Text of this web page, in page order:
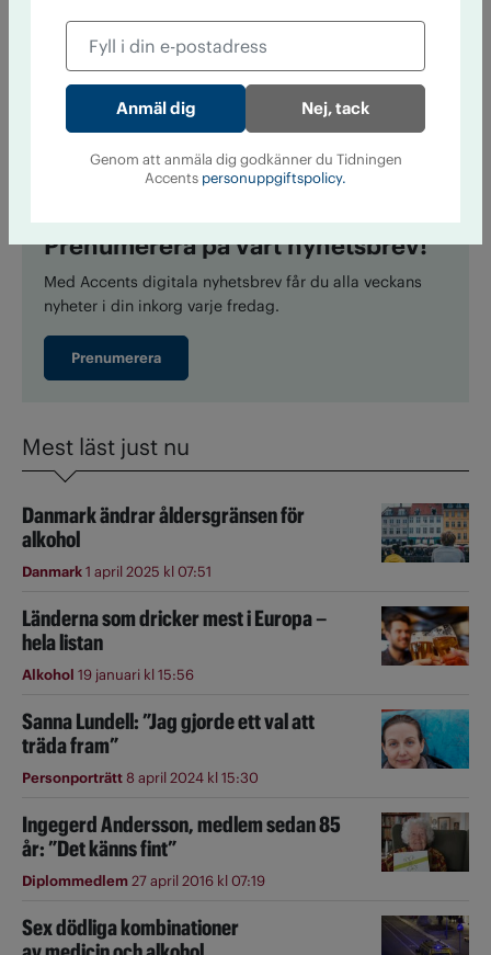
Prenumerera på vårt nyhetsbrev!
Med Accents digitala nyhetsbrev får du alla veckans
nyheter i din inkorg varje fredag.
Prenumerera
Mest läst just nu
Danmark ändrar åldersgränsen för
alkohol
Danmark1 april 2025 kl 07:51
Länderna som dricker mest i Europa –
hela listan
Alkohol 19 januari kl 15:56
Sanna Lundell: ”Jag gjorde ett val att
träda fram”
Personporträtt8 april 2024 kl 15:30
Ingegerd Andersson, medlem sedan 85
år: ”Det känns fint”
Diplommedlem27 april 2016 kl 07:19
Sex dödliga kombinationer
Nej, tack
Genom att anmäla dig godkänner du Tidningen
Accents personuppgiftspolicy.